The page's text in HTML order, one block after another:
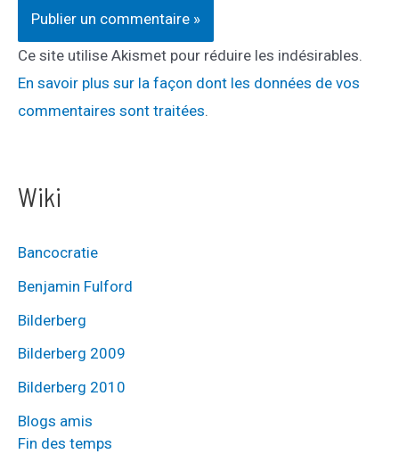
Wiki
Bancocratie
Benjamin Fulford
Bilderberg
Bilderberg 2009
Bilderberg 2010
Blogs amis
Fin des temps
Ce site utilise Akismet pour réduire les indésirables.
En savoir plus sur la façon dont les données de vos
commentaires sont traitées.